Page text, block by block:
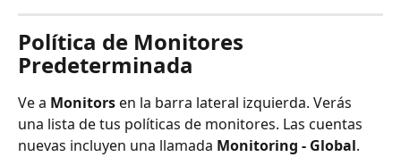
Política de Monitores
Predeterminada
Ve a Monitors en la barra lateral izquierda. Verás
una lista de tus políticas de monitores. Las cuentas
nuevas incluyen una llamada Monitoring - Global.